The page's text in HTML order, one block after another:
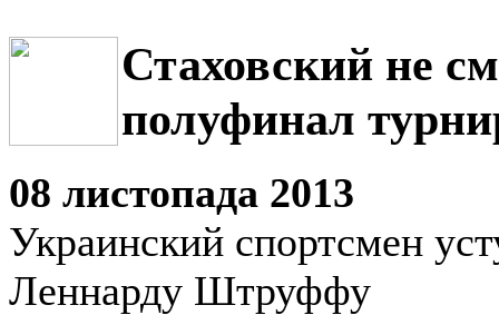
Стаховский не
полуфинал
08 листопада 2013
Украинский спортсмен
Леннарду Штруффу